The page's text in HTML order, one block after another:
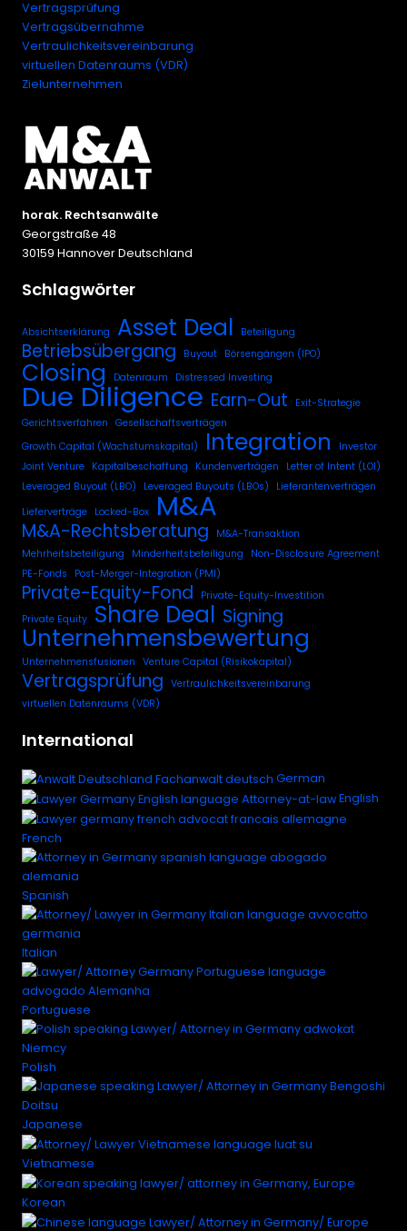
Vertragsprüfung
Vertragsübernahme
Vertraulichkeitsvereinbarung
virtuellen Datenraums (VDR)
Zielunternehmen
horak. Rechtsanwälte
Georgstraße 48
30159 Hannover Deutschland
Schlagwörter
Absichtserklärung Asset Deal Beteiligung
Betriebsübergang Buyout Börsengängen (IPO)
Closing Datenraum Distressed Investing
Due Diligence Earn-Out
Exit-Strategie
Gerichtsverfahren Gesellschaftsverträgen
Growth Capital (Wachstumskapital)
Integration
Investor
Joint Venture Kapitalbeschaffung Kundenverträgen
Letter of Intent (LOI)
Leveraged Buyout (LBO)
Leveraged Buyouts (LBOs)
Lieferantenverträgen
Lieferverträge Locked-Box M&A
M&A-Rechtsberatung
M&A-Transaktion
Mehrheitsbeteiligung
Minderheitsbeteiligung
Non-Disclosure Agreement
PE-Fonds
Post-Merger-Integration (PMI)
Private-Equity-Fond
Private-Equity-Investition
Private Equity Share Deal Signing
Unternehmensbewertung
Unternehmensfusionen Venture Capital (Risikokapital)
Vertragsprüfung Vertraulichkeitsvereinbarung
virtuellen Datenraums (VDR)
International
German
English
French
Spanish
Italian
Portuguese
Polish
Japanese
Vietnamese
Korean